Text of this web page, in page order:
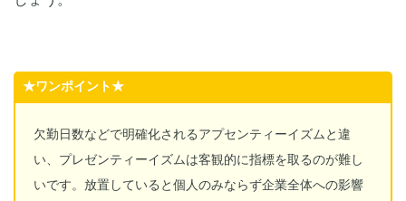
★ワンポイント★
欠勤日数などで明確化されるアプセンティーイズムと違
い、プレゼンティーイズムは客観的に指標を取るのが難し
いです。放置していると個人のみならず企業全体への影響